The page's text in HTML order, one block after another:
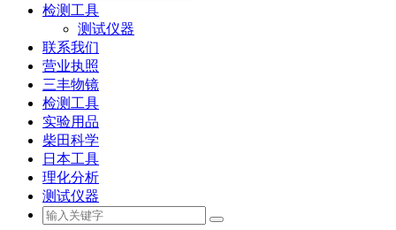
检测工具
测试仪器
联系我们
营业执照
三丰物镜
检测工具
实验用品
柴田科学
日本工具
理化分析
测试仪器